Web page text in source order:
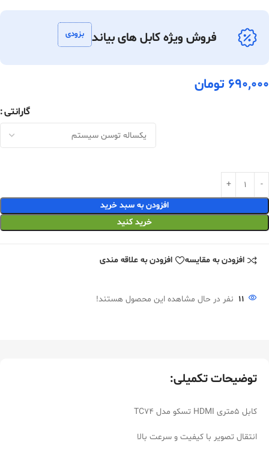
فروش ویژه کابل های بیاند بزودی
690,000 تومان
گارانتی
افزودن به سبد خرید
خرید کنید
افزودن به مقایسه افزودن به علاقه مندی
11 نفر در حال مشاهده این محصول هستند!
توضیحات تکمیلی:
کابل 5متری HDMI تسکو مدل TC74
انتقال تصویر با کیفیت و سرعت بالا